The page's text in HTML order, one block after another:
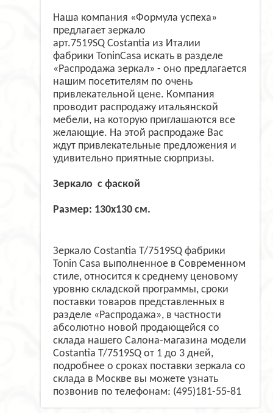
Наша компания «Формула успеха»
предлагает зеркало
арт.7519SQ Costantia из Италии
фабрики ToninCasa искать в разделе
«Распродажа зеркал» - оно предлагается
нашим посетителям по очень
привлекательной цене. Компания
проводит распродажу итальянской
мебели, на которую приглашаются все
желающие. На этой распродаже Вас
ждут привлекательные предложения и
удивительно приятные сюрпризы.
Зеркало с фаской
Размер: 130x130 см.
Зеркало Costantia T/7519SQ фабрики
Tonin Casa выполненное в Современном
стиле, относится к среднему ценовому
уровню складской программы, сроки
поставки товаров представленных в
разделе «Распродажа», в частности
абсолютно новой продающейся со
склада нашего Салона-магазина модели
Costantia T/7519SQ от 1 до 3 дней,
подробнее о сроках поставки зеркала со
склада в Москве вы можете узнать
позвонив по телефонам: (495)181-55-81